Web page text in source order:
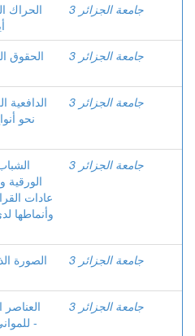
الحراك
جامعة الجزائر 3
الحقوق
جامعة الجزائر 3
الدافعية
نحو
جامعة الجزائر 3
الورقية
عادات
وأنماطها
جامعة الجزائر 3
الصورة
جامعة الجزائر 3
العناصر
للموانئ البحرية- حالة الجزائر -
جامعة الجزائر 3